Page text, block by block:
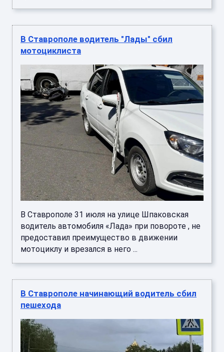
В Ставрополе водитель "Лады" сбил
мотоциклиста
В Ставрополе 31 июля на улице Шпаковская
водитель автомобиля «Лада» при повороте , не
предоставил преимущество в движении
мотоциклу и врезался в него ...
В Ставрополе начинающий водитель сбил
пешехода